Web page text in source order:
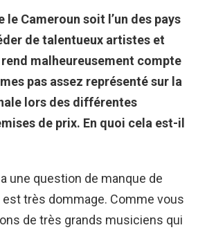
Cameroun soit l’un des pays
de talentueux artistes et
malheureusement compte
pas assez représenté sur la
lors des différentes
de prix. En quoi cela est-il
une question de manque de
très dommage. Comme vous
de très grands musiciens qui